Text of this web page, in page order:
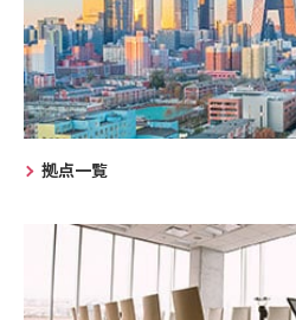
拠点一覧